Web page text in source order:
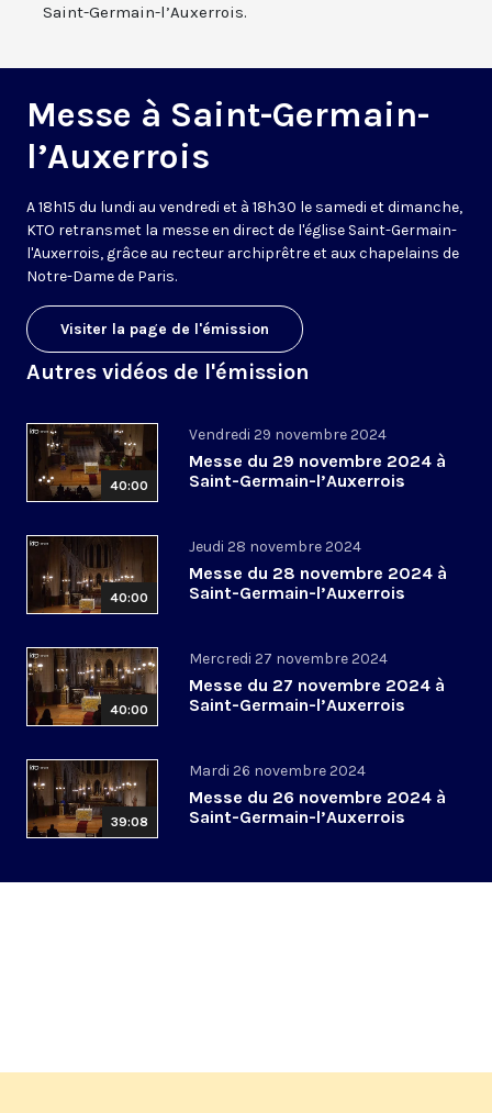
Saint-Germain-l’Auxerrois.
Messe à Saint-Germain-
l’Auxerrois
A 18h15 du lundi au vendredi et à 18h30 le samedi et dimanche,
KTO retransmet la messe en direct de l'église Saint-Germain-
l'Auxerrois, grâce au recteur archiprêtre et aux chapelains de
Notre-Dame de Paris.
Visiter la page de l'émission
Autres vidéos de l'émission
40:00
Vendredi 29 novembre 2024
Messe du 29 novembre 2024 à
Saint-Germain-l’Auxerrois
40:00
Jeudi 28 novembre 2024
Messe du 28 novembre 2024 à
Saint-Germain-l’Auxerrois
40:00
Mercredi 27 novembre 2024
Messe du 27 novembre 2024 à
Saint-Germain-l’Auxerrois
39:08
Mardi 26 novembre 2024
Messe du 26 novembre 2024 à
Saint-Germain-l’Auxerrois